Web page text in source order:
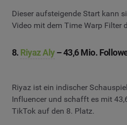
Dieser aufsteigende Start kann
Video mit dem Time Warp Filter
8. Riyaz Aly– 43,6 Mio.
Riyaz ist ein indischer
Influencer und schafft es mit
TikTok auf den 8. Platz.